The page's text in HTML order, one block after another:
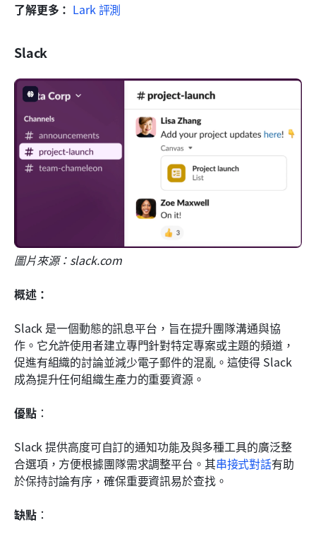
了解更多： Lark 評測
Slack
圖片來源：slack.com
概述：
Slack 是一個動態的訊息平台，旨在提升團隊溝通與協
作。它允許使用者建立專門針對特定專案或主題的頻道，
促進有組織的討論並減少電子郵件的混亂。這使得 Slack
成為提升任何組織生產力的重要資源。
優點：
Slack 提供高度可自訂的通知功能及與多種工具的廣泛整
合選項，方便根據團隊需求調整平台。其串接式對話有助
於保持討論有序，確保重要資訊易於查找。
缺點：